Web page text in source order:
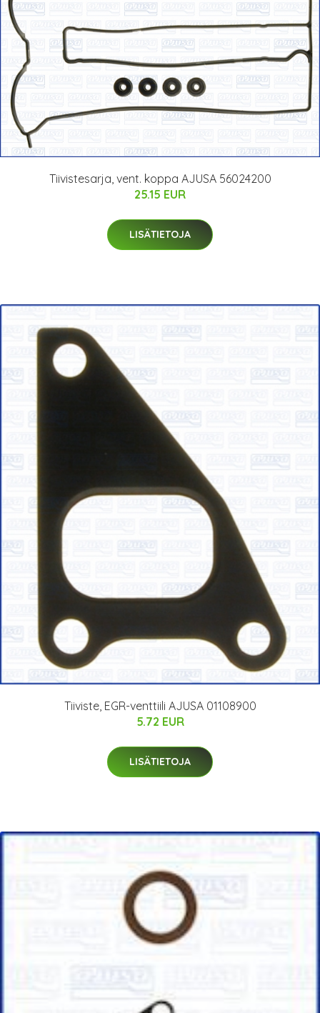
Tiivistesarja, vent. koppa AJUSA 56024200
25.15 EUR
LISÄTIETOJA
Tiiviste, EGR-venttiili AJUSA 01108900
5.72 EUR
LISÄTIETOJA